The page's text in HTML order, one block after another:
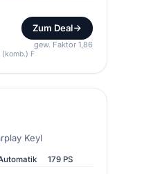
Zum Deal
gew. Faktor 1,86
(komb.) F
Keyl
179 PS